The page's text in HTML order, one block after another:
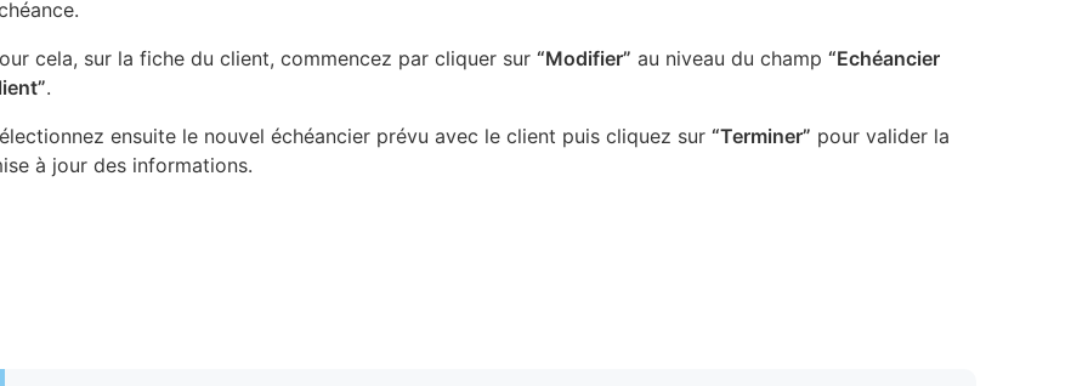
cela, sur la fiche du client, commencez par cliquer sur “Modifier” au niveau du champ “Echéancier
.
ensuite le nouvel échéancier prévu avec le client puis cliquez sur “Terminer” pour valider la
à jour des informations.